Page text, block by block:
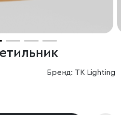
Бренд: TK Lighting